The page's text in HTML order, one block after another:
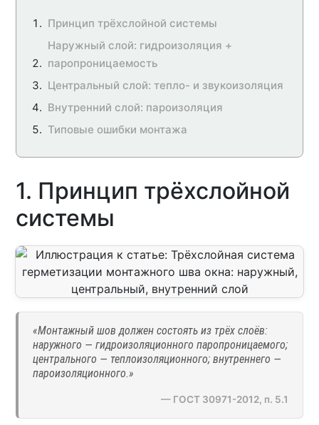
Принцип трёхслойной системы
Наружный слой: гидроизоляция +
паропроницаемость
Центральный слой: тепло- и звукоизоляция
Внутренний слой: пароизоляция
Типовые ошибки монтажа
1. Принцип трёхслойной
системы
«Монтажный шов должен состоять из трёх слоёв:
наружного — гидроизоляционного паропроницаемого;
центрального — теплоизоляционного; внутреннего —
пароизоляционного.»
— ГОСТ 30971-2012, п. 5.1